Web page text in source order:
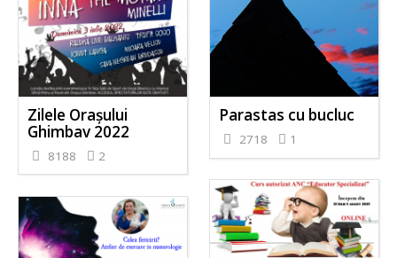
Zilele Orașului
Ghimbav 2022
8188 2
Parastas cu bucluc
2718 1